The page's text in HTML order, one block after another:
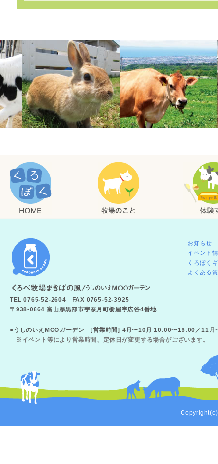
TEL 0765-52-2604 FAX 0765-52-3925
〒938-0864 富山県黒部市宇奈月町栃屋字広谷4番地
お知らせ
イベント
くろぼく
よくある
●うしのいえMOOガーデン [営業時間] 4月〜10月 10:00〜16:00／11
※イベント等により営業時間、定休日が変更する場合がございます。